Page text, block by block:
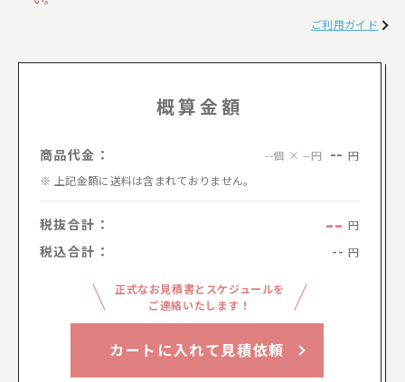
ご利用ガイド
概算金額
商品代金： --個 × --円 -- 円
上記金額に送料は含まれておりません。
税抜合計： -- 円
税込合計： -- 円
正式なお見積書とスケジュールを
ご連絡いたします！
カートに入れて見積依頼